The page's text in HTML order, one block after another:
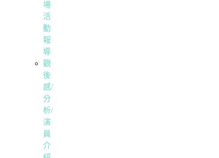
場
活
動
報
導
觀
後
感/
分
析/
演
員
介